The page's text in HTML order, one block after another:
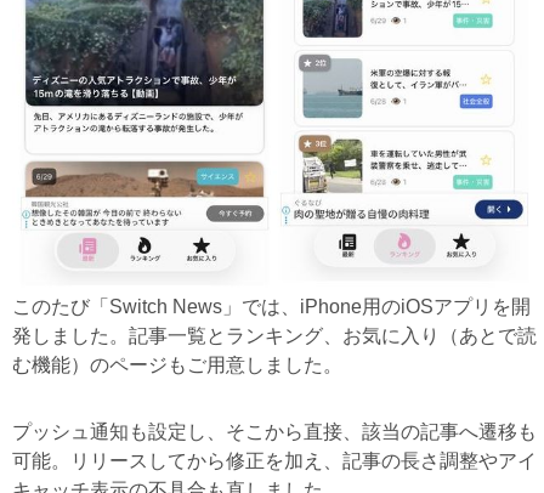
このたび「Switch News」では、iPhone用のiOSアプリを開
発しました。記事一覧とランキング、お気に入り（あとで読
む機能）のページもご用意しました。
プッシュ通知も設定し、そこから直接、該当の記事へ遷移も
可能。リリースしてから修正を加え、記事の長さ調整やアイ